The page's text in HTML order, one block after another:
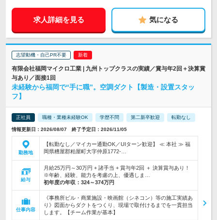
求人詳細を見る 気になる
志望動機・自己PR不要
有限会社福岡マイクロ工業 | 九州トップクラスの実績／賞与年2回＋決算賞
与あり／面接1回
未経験から福岡で“手に職”。空調ダクト【製造・設置スタッ
フ】
正社員 職種・業種未経験OK 学歴不問 第二新卒歓迎 転勤なし
情報更新日：2026/08/07 終了予定日：2026/11/05
勤務地
【転勤なし／マイカー通勤OK／UIターン歓迎】 ≪ 本社 ≫ 福
岡県糟屋郡粕屋町大字仲原1772-…
給与
月給25万円～30万円 + 諸手当 + 賞与年2回 ＋ 決算賞与あり！
※年齢、経験、能力を考慮の上、優遇しま…
初年度の年収： 324～374万円
仕事内容
《事務所ビル・商業施設・映画館（シネコン）等の施工実績あ
り》図面からダクトをつくり、現場で取付けるまでを一貫担当
します。【チーム作業が基本】